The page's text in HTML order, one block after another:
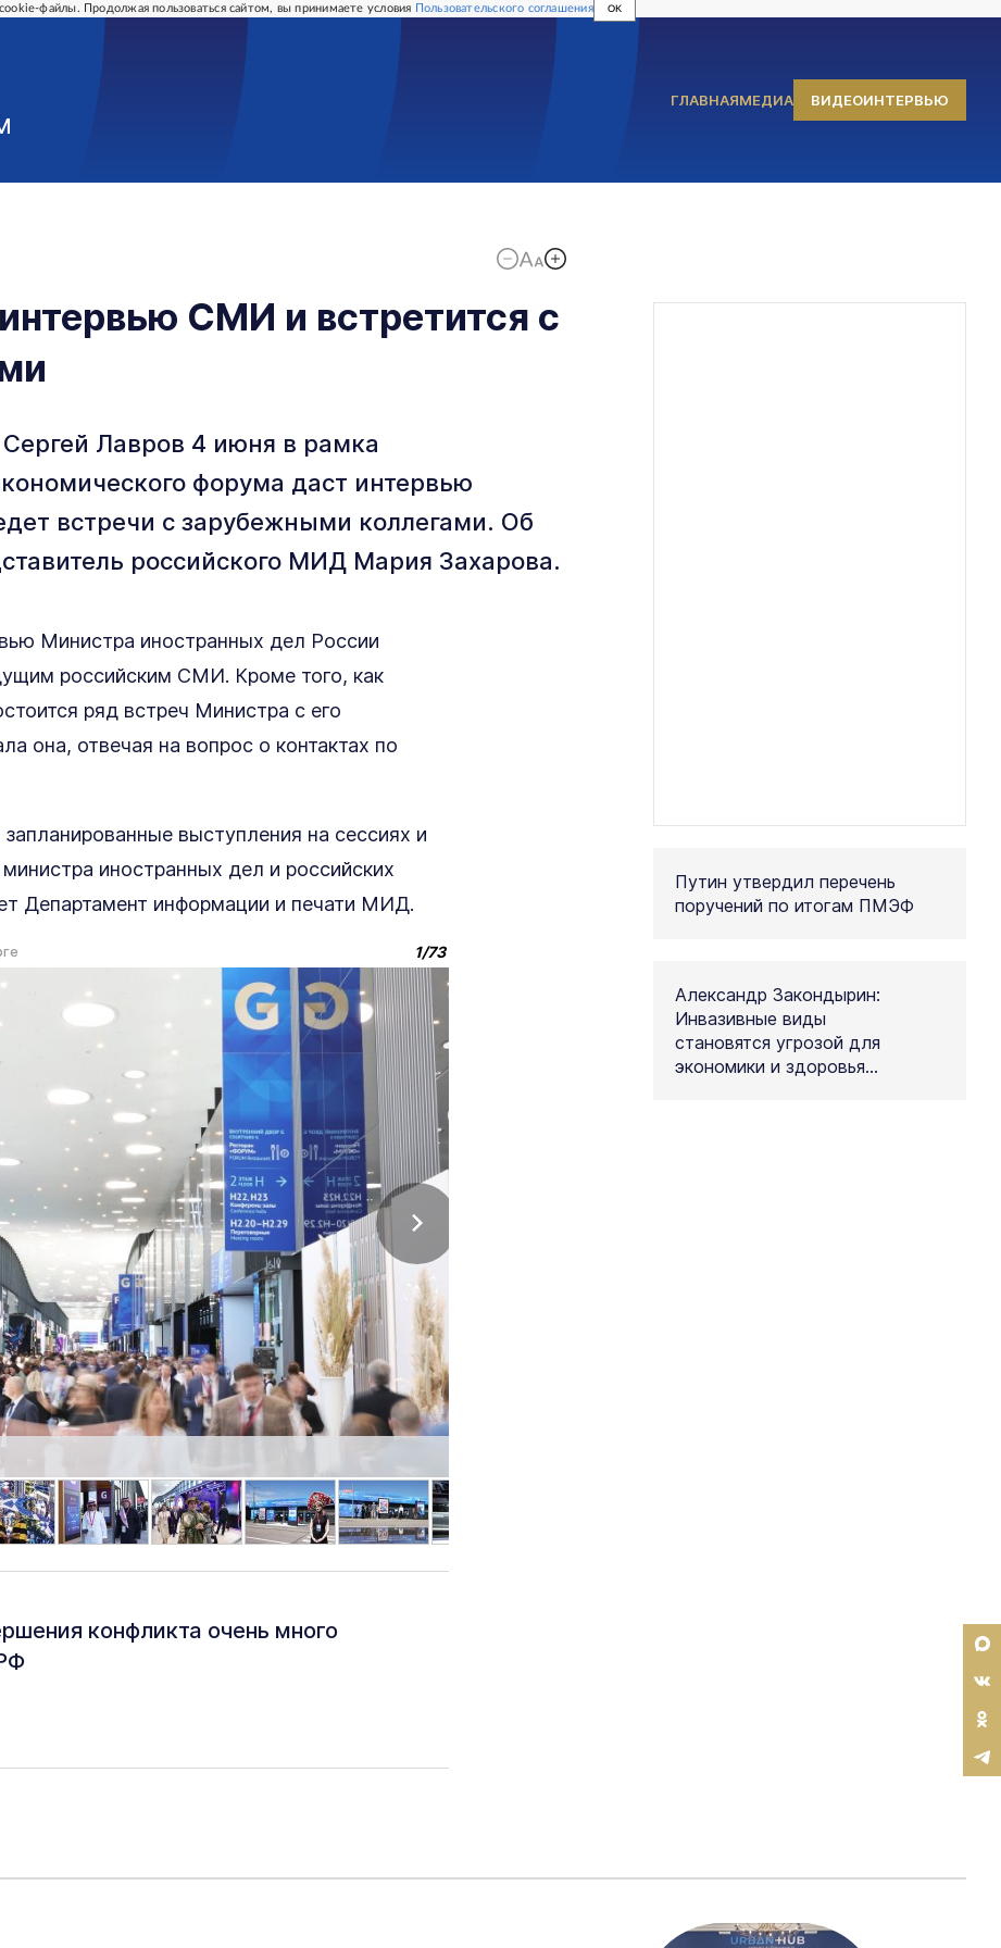
файлы. Продолжая пользоваться сайтом, вы принимаете условия Пользовательского соглашения OK
ГЛАВНАЯМЕДИА ВИДЕОИНТЕРВЬЮ
СМИ и встретится с
Лавров 4 июня в рамка
форума даст интервью
встречи с зарубежными коллегами. Об
российского МИД Мария Захарова.
Министра иностранных дел России
российским СМИ. Кроме того, как
ряд встреч Министра с его
она, отвечая на вопрос о контактах по
выступления на сессиях и
иностранных дел и российских
Департамент информации и печати МИД.
1/73
конфликта очень много
Путин утвердил перечень
поручений по итогам ПМЭФ
Александр Закондырин:
Инвазивные виды
становятся угрозой для
экономики и здоровья